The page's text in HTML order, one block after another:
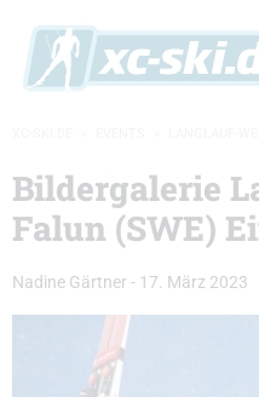
Bildergalerie
Falun (SWE)
Nadine Gärtner - 17. März 2023